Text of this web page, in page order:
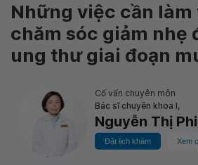
Những việc cần làm
chăm sóc giảm nhẹ
ung thư giai đoạn
Cố vấn chuyên môn
Bác sĩ chuyên khoa I,
Nguyễn Thị
Đặt lịch khám Xem